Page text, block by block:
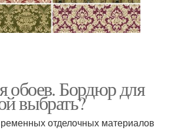
обоев. Бордюр для
выбрать?
отделочных материалов